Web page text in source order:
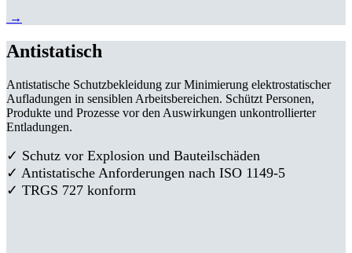
→
Antistatisch
Antistatische Schutzbekleidung zur Minimierung elektrostatischer
Aufladungen in sensiblen Arbeitsbereichen. Schützt Personen,
Produkte und Prozesse vor den Auswirkungen unkontrollierter
Entladungen.
✓ Schutz vor Explosion und Bauteilschäden
✓ Antistatische Anforderungen nach ISO 1149-5
✓ TRGS 727 konform